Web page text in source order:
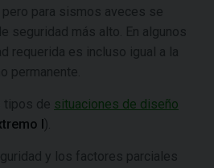
para sismos aveces se
seguridad más alto. En algunos
requerida es incluso igual a la
permanente.
tipos de situaciones de diseño
I).
y los factores parciales